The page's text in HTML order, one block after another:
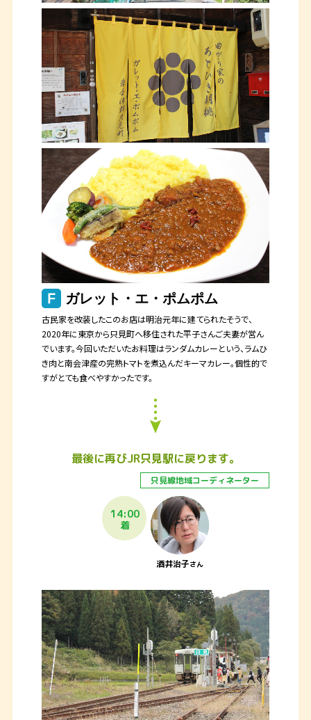
ガレット・エ・ポムポム
古民家を改装したこのお店は明治元年に建てられたそうで、
2020年に東京から只見町へ移住された平子さんご夫妻が営ん
でいます。今回いただいたお料理はランダムカレーという、ラムひ
き肉と南会津産の完熟トマトを煮込んだキーマカレー。個性的で
すがとても食べやすかったです。
最後に再びJR只見駅に戻ります。
14:00
着
只見線地域コーディネーター
酒井治子さん